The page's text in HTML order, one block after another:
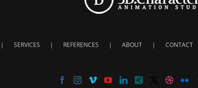
SERVICES REFERENCES ABOUT CONTACT